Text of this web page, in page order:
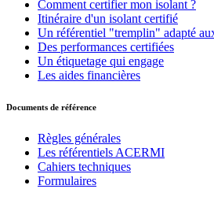
Comment certifier mon isolant ?
Itinéraire d'un isolant certifié
Un référentiel "tremplin" adapté
Des performances certifiées
Un étiquetage qui engage
Les aides financières
Documents de référence
Règles générales
Les référentiels ACERMI
Cahiers techniques
Formulaires